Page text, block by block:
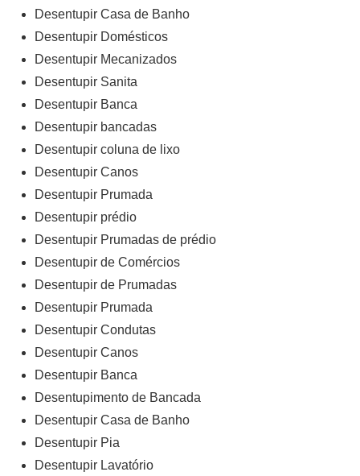
Desentupir Casa de Banho
Desentupir Domésticos
Desentupir Mecanizados
Desentupir Sanita
Desentupir Banca
Desentupir bancadas
Desentupir coluna de lixo
Desentupir Canos
Desentupir Prumada
Desentupir prédio
Desentupir Prumadas de prédio
Desentupir de Comércios
Desentupir de Prumadas
Desentupir Prumada
Desentupir Condutas
Desentupir Canos
Desentupir Banca
Desentupimento de Bancada
Desentupir Casa de Banho
Desentupir Pia
Desentupir Lavatório